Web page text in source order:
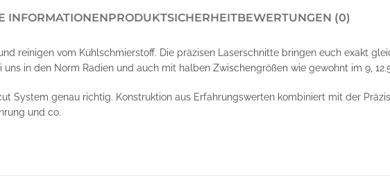
INFORMATIONENPRODUKTSICHERHEITBEWERTUNGEN (0)
reinigen vom Kühlschmierstoff. Die präzisen Laserschnitte bringen euch exakt
in den Norm Radien und auch mit halben Zwischengrößen wie gewohnt im 9,
System genau richtig. Konstruktion aus Erfahrungswerten kombiniert mit der
und co.